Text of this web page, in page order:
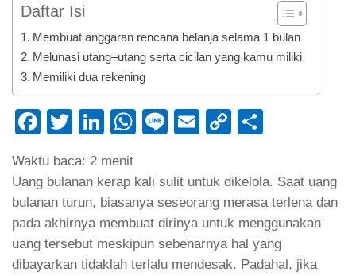
Daftar Isi
Membuat anggaran rencana belanja selama 1 bulan
Melunasi utang–utang serta cicilan yang kamu miliki
Memiliki dua rekening
Facebook
TwitterLinkedIn
WhatsApp
LineEmailCopy
Waktu baca: 2 menit
Uang bulanan kerap kali sulit untuk dikelola. Saat uang
bulanan turun, biasanya seseorang merasa terlena dan
pada akhirnya membuat dirinya untuk menggunakan
uang tersebut meskipun sebenarnya hal yang
dibayarkan tidaklah terlalu mendesak. Padahal, jika